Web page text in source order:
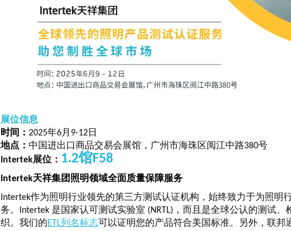
展位信息
时间： 2025年6月9-12日
地点： 中国进出口商品交易会展馆，广州市海珠区阅江中路380号
Intertek展位： 1.2馆F58
Intertek天祥集团照明领域全面质量保障服务
Intertek作为照明行业领先的第三方测试认证机构，始终致力于为照明
务。Intertek 是国家认可测试实验室 (NRTL)，而且是全球公认的测试、
织。我们的 ETL列名标志可以证明您的产品符合美国标准。另外，联邦